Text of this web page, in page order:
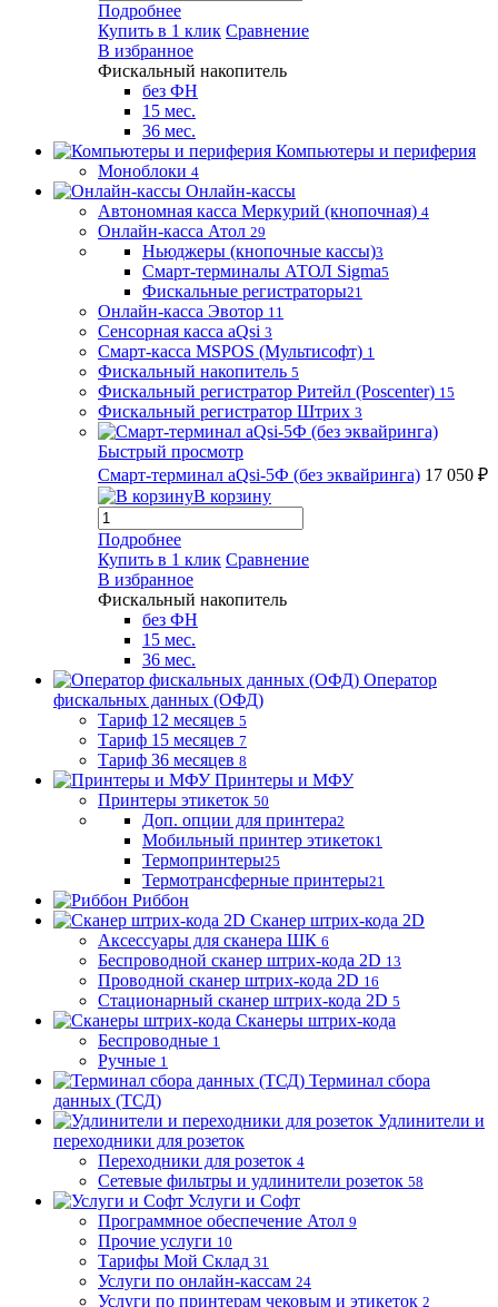
Подробнее
Купить в 1 клик Сравнение
В избранное
Фискальный накопитель
без ФН
15 мес.
36 мес.
Компьютеры и периферия
Моноблоки 4
Онлайн-кассы
Автономная касса Меркурий (кнопочная) 4
Онлайн-касса Атол 29
Ньюджеры (кнопочные кассы)3
Смарт-терминалы АТОЛ Sigma5
Фискальные регистраторы21
Онлайн-касса Эвотор 11
Сенсорная касса aQsi 3
Смарт-касса MSPOS (Мультисофт) 1
Фискальный накопитель 5
Фискальный регистратор Ритейл (Poscenter) 15
Фискальный регистратор Штрих 3
Быстрый просмотр
Смарт-терминал aQsi-5Ф (без эквайринга) 17 050 ₽
В корзину
Подробнее
Купить в 1 клик Сравнение
В избранное
Фискальный накопитель
без ФН
15 мес.
36 мес.
Оператор
фискальных данных (ОФД)
Тариф 12 месяцев 5
Тариф 15 месяцев 7
Тариф 36 месяцев 8
Принтеры и МФУ
Принтеры этикеток 50
Доп. опции для принтера2
Мобильный принтер этикеток1
Термопринтеры25
Термотрансферные принтеры21
Риббон
Сканер штрих-кода 2D
Аксессуары для сканера ШК 6
Беспроводной сканер штрих-кода 2D 13
Проводной сканер штрих-кода 2D 16
Стационарный сканер штрих-кода 2D 5
Сканеры штрих-кода
Беспроводные 1
Ручные 1
Терминал сбора
данных (ТСД)
Удлинители и
переходники для розеток
Переходники для розеток 4
Сетевые фильтры и удлинители розеток 58
Услуги и Софт
Программное обеспечение Атол 9
Прочие услуги 10
Тарифы Мой Склад 31
Услуги по онлайн-кассам 24
Услуги по принтерам чековым и этикеток 2